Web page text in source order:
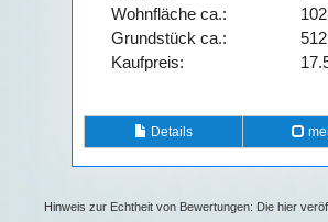
Wohnfläche ca.:
Grund­stück ca.:
Kaufpreis:
Details
Hinweis zur Echtheit von Bewertungen: Die hier